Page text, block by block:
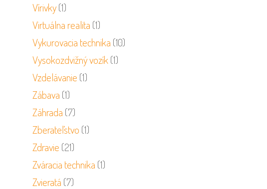
Vírivky(1)
Virtuálna realita (1)
Vykurovacia technika (10)
Vysokozdvižný vozík (1)
Vzdelávanie (1)
Zábava (1)
Záhrada (7)
Zberateľstvo (1)
Zdravie (21)
Zváracia technika (1)
Zvieratá (7)